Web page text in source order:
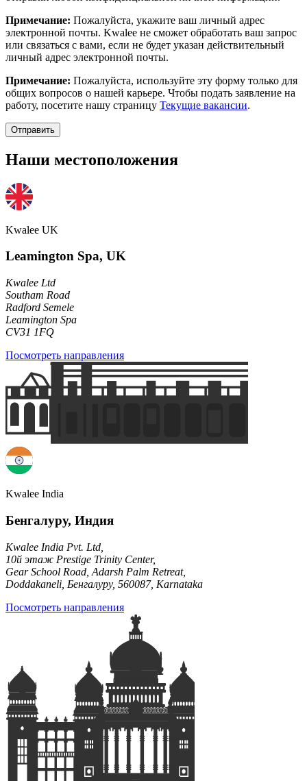
Примечание: Пожалуйста, укажите ваш личный адрес
электронной почты. Kwalee не сможет обработать ваш запрос
или связаться с вами, если не будет указан действительный
личный адрес электронной почты.
Примечание: Пожалуйста, используйте эту форму только для
общих вопросов о нашей карьере. Чтобы подать заявление на
работу, посетите нашу страницу Текущие вакансии.
Отправить
Наши местоположения
Kwalee UK
Leamington Spa, UK
Kwalee Ltd
Southam Road
Radford Semele
Leamington Spa
CV31 1FQ
Посмотреть направления
Kwalee India
Бенгалуру, Индия
Kwalee India Pvt. Ltd,
10й этаж Prestige Trinity Center,
Gear School Road, Adarsh Palm Retreat,
Doddakaneli, Бенгалуру, 560087, Karnataka
Посмотреть направления